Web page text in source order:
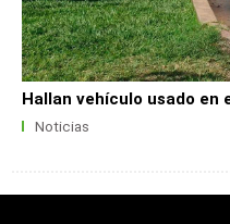
Hallan vehículo usado en
Noticias